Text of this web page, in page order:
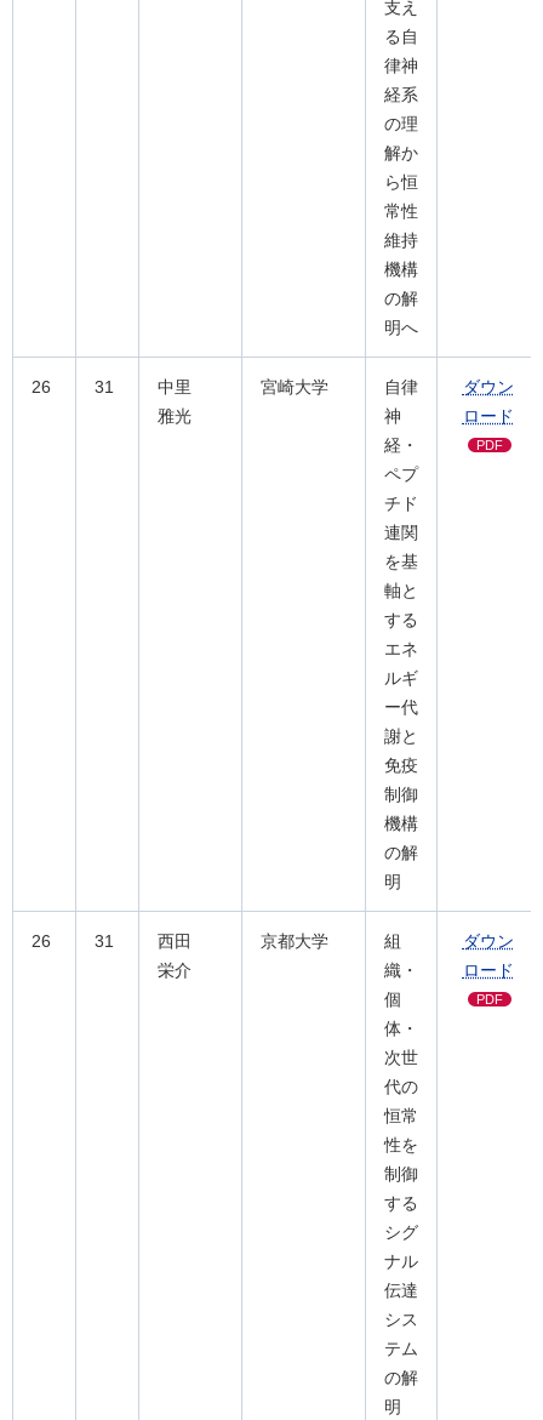
支え
る自
律神
経系
の理
解か
ら恒
常性
維持
機構
の解
明へ
26 31
中里
雅光
宮崎大学
自律
神
経・
ペプ
チド
連関
を基
軸と
する
エネ
ルギ
ー代
謝と
免疫
制御
機構
の解
明
ダウン
ロード
PDF
26 31
西田
栄介
京都大学
組
織・
個
体・
次世
代の
恒常
性を
制御
する
シグ
ナル
伝達
シス
テム
の解
明
ダウン
ロード
PDF